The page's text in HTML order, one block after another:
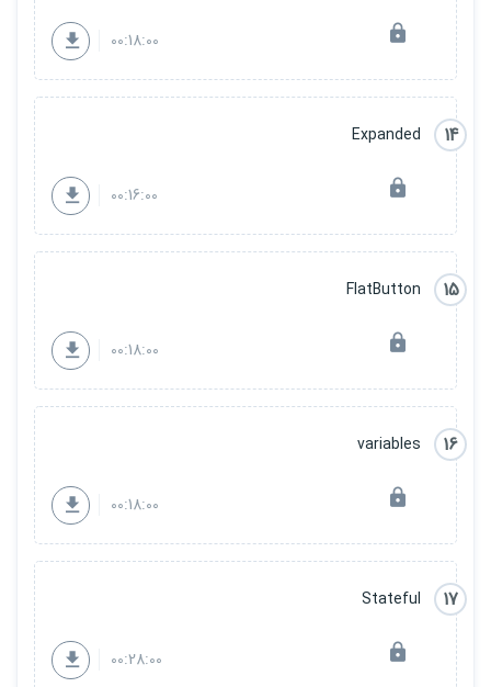
00:18:00
14
Expanded
00:16:00
15
FlatButton
00:18:00
16
variables
00:18:00
17
Stateful
00:28:00